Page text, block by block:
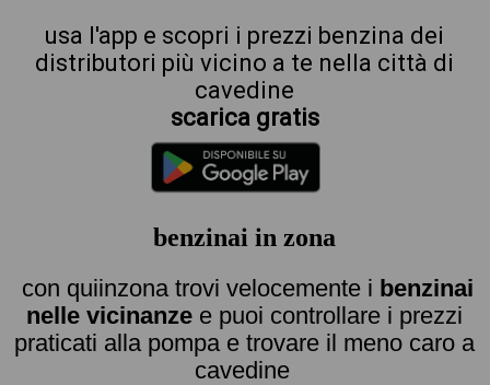
usa l'app e scopri i prezzi benzina dei
distributori più vicino a te nella città di
cavedine
scarica gratis
benzinai in zona
con quiinzona trovi velocemente i benzinai
nelle vicinanze e puoi controllare i prezzi
praticati alla pompa e trovare il meno caro a
cavedine